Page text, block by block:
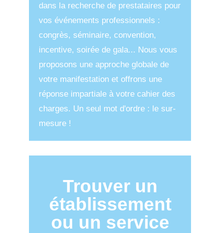
dans la recherche de prestataires pour
vos événements professionnels :
congrès, séminaire, convention,
incentive, soirée de gala... Nous vous
proposons une approche globale de
votre manifestation et offrons une
réponse impartiale à votre cahier des
charges. Un seul mot d'ordre : le sur-
mesure !
Trouver un
établissement
ou un service